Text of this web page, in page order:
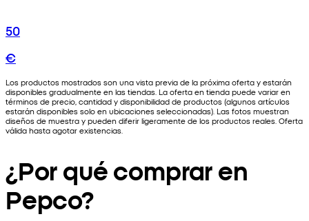
50
€
Los productos mostrados son una vista previa de la próxima oferta y estarán
disponibles gradualmente en las tiendas. La oferta en tienda puede variar en
términos de precio, cantidad y disponibilidad de productos (algunos artículos
estarán disponibles solo en ubicaciones seleccionadas). Las fotos muestran
diseños de muestra y pueden diferir ligeramente de los productos reales. Oferta
válida hasta agotar existencias.
¿Por qué comprar en
Pepco?